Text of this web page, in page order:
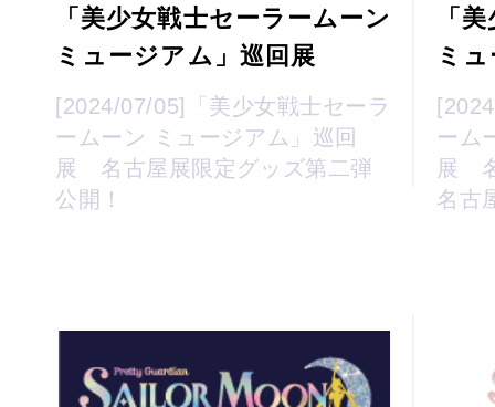
「美少女戦士セーラームーン
ミュージアム」巡回展
[2024/07/05]「美少女戦士セーラ
ームーン ミュージアム」巡回
展 名古屋展限定グッズ第二弾
公開！
「
ミ
ーム
展
名古